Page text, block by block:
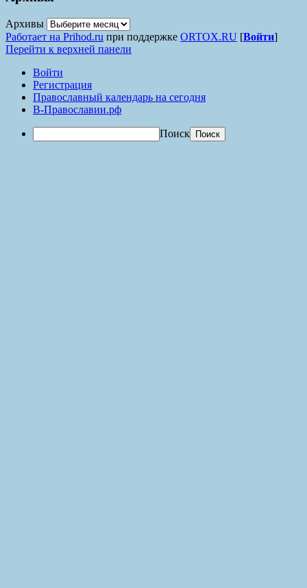
Архивы
Работает на Prihod.ru при поддержке ORTOX.RU [Войти]
Перейти к верхней панели
Войти
Регистрация
Православный календарь на сегодня
В-Православии.рф
Поиск